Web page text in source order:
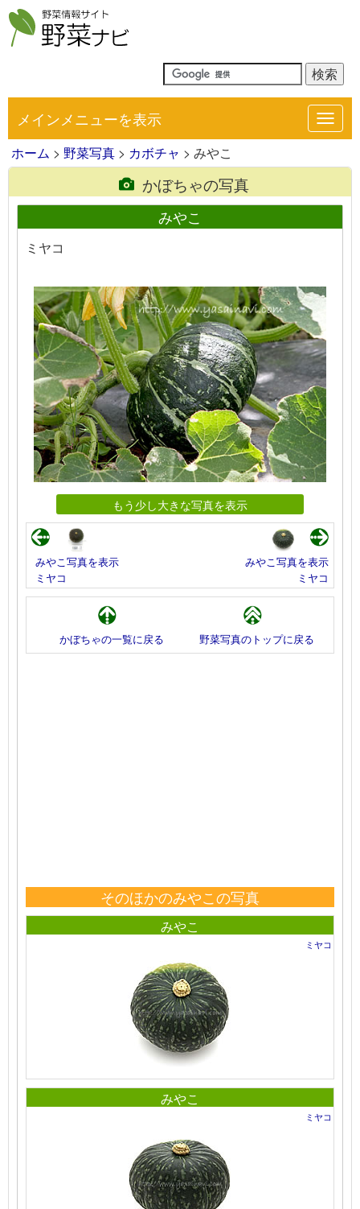
メインメニューを表示
ホーム > 野菜写真 > カボチャ > みやこ
かぼちゃの写真
みやこ
ミヤコ
もう少し大きな写真を表示
みやこ写真を表示
ミヤコ
みやこ写真を表示
ミヤコ
かぼちゃの一覧に戻る 野菜写真のトップに戻る
そのほかのみやこの写真
みやこ
ミヤコ
みやこ
ミヤコ